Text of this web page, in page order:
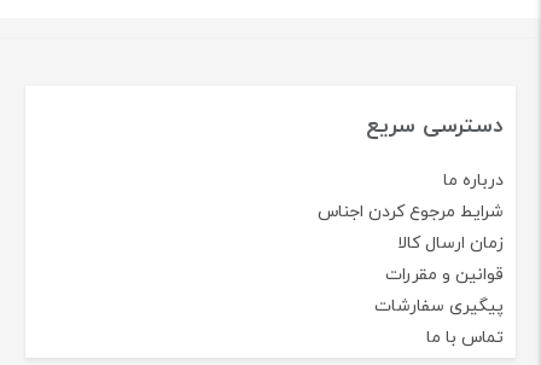
دسترسی سریع
درباره ما
شرایط مرجوع کردن اجناس
زمان ارسال کالا
قوانین و مقررات
پیگیری سفارشات
تماس با ما